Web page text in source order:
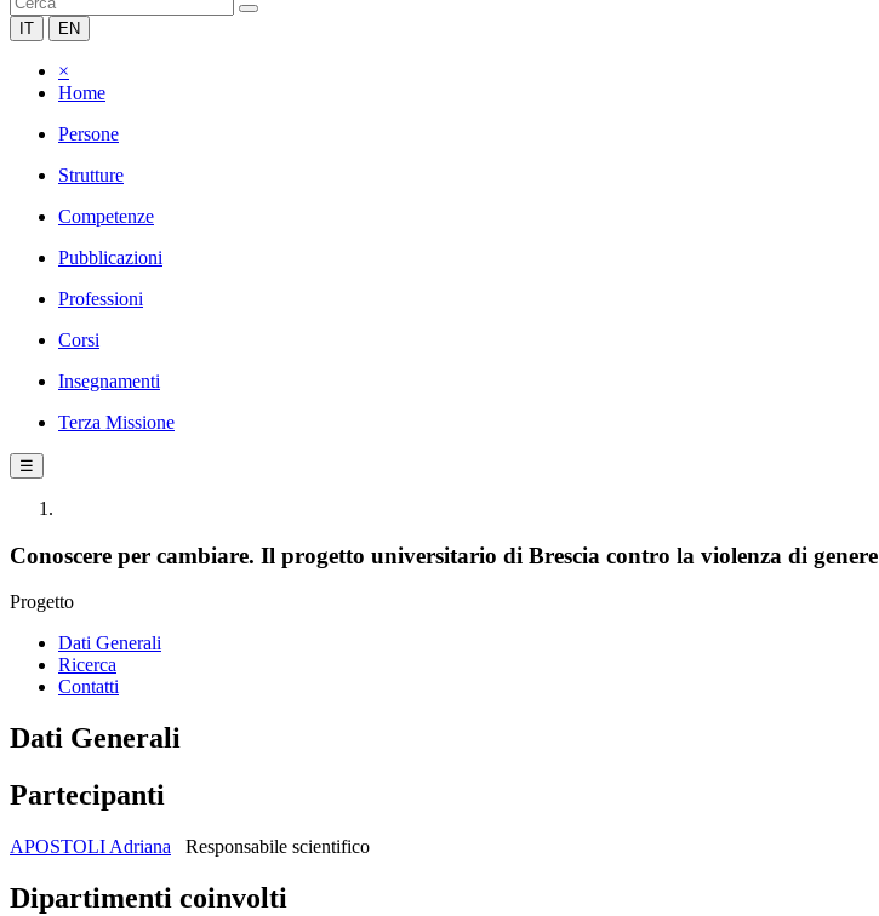
IT EN
×
Home
Persone
Strutture
Competenze
Pubblicazioni
Professioni
Corsi
Insegnamenti
Terza Missione
☰
Conoscere per cambiare. Il progetto universitario di Brescia contro la violenza di genere
Progetto
Dati Generali
Ricerca
Contatti
Dati Generali
Partecipanti
APOSTOLI Adriana Responsabile scientifico
Dipartimenti coinvolti